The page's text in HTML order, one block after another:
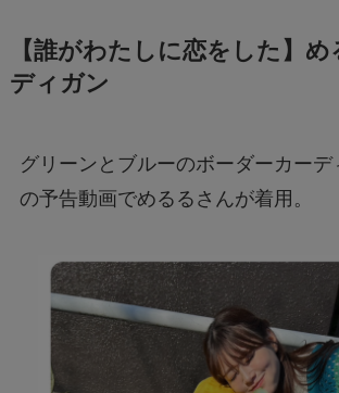
【誰がわたしに恋をした】
ディガン
グリーンとブルーのボーダーカー
の予告動画でめるるさんが着用。